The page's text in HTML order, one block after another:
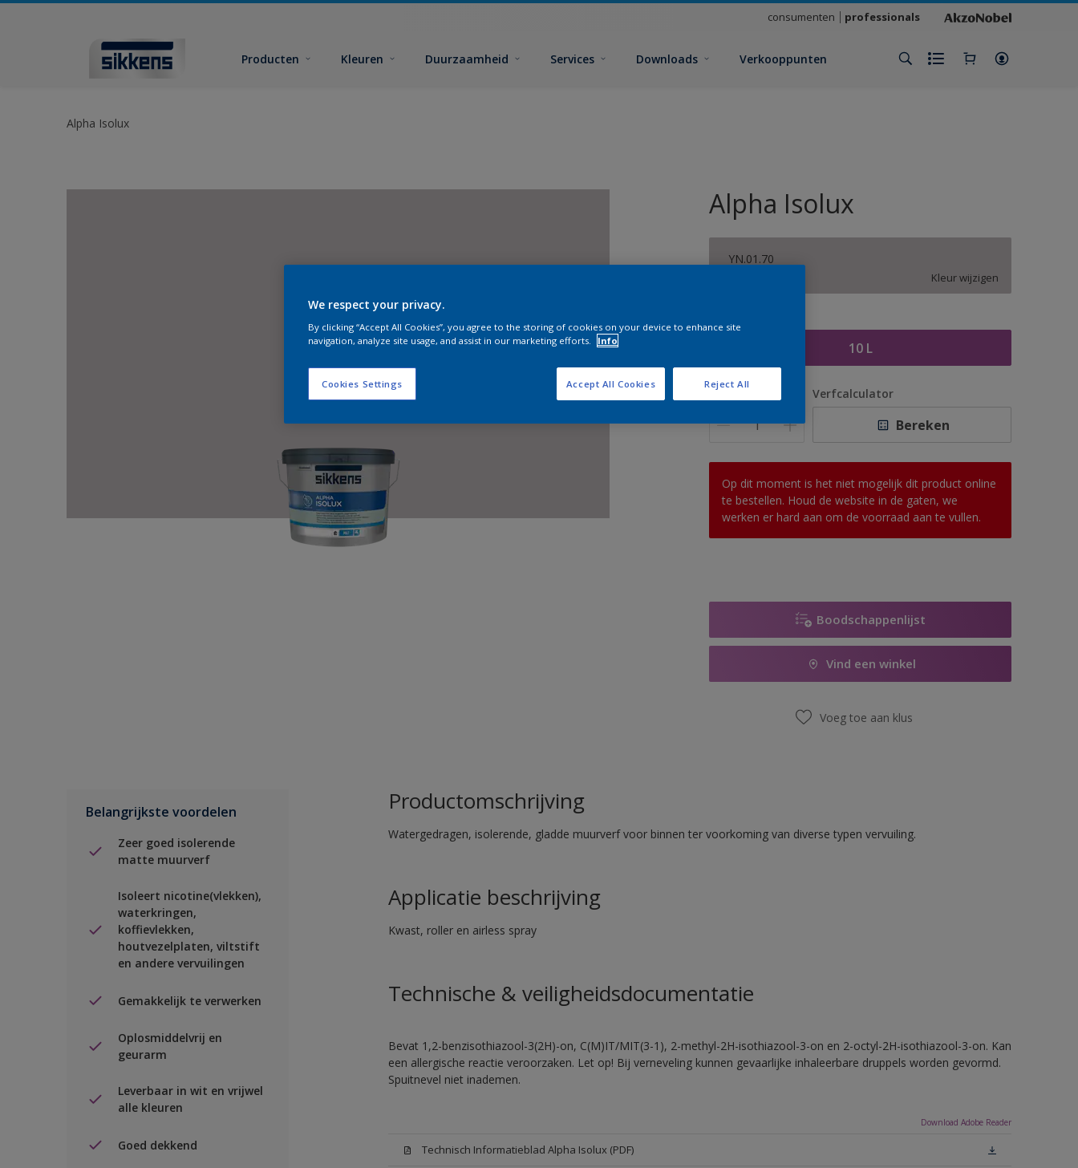
consumenten professionals
Producten Kleuren Duurzaamheid Services Downloads Verkooppunten
Alpha Isolux
Alpha Isolux
YN.01.70
Kleur wijzigen
Grootte
10 L
Aantal Verfcalculator
Bereken
Op dit moment is het niet mogelijk dit product online
te bestellen. Houd de website in de gaten, we
werken er hard aan om de voorraad aan te vullen.
Boodschappenlijst
Vind een winkel
Voeg toe aan klus
Belangrijkste voordelen
Zeer goed isolerende
matte muurverf
Isoleert nicotine(vlekken),
waterkringen,
koffievlekken,
houtvezelplaten, viltstift
en andere vervuilingen
Gemakkelijk te verwerken
Oplosmiddelvrij en
geurarm
Leverbaar in wit en vrijwel
alle kleuren
Goed dekkend
Productomschrijving
Watergedragen, isolerende, gladde muurverf voor binnen ter voorkoming van diverse typen vervuiling.
Applicatie beschrijving
Kwast, roller en airless spray
Technische & veiligheidsdocumentatie
Bevat 1,2-benzisothiazool-3(2H)-on, C(M)IT/MIT(3-1), 2-methyl-2H-isothiazool-3-on en 2-octyl-2H-isothiazool-3-on. Kan
een allergische reactie veroorzaken. Let op! Bij verneveling kunnen gevaarlijke inhaleerbare druppels worden gevormd.
Spuitnevel niet inademen.
Download Adobe Reader
Technisch Informatieblad Alpha Isolux (PDF)
We respect your privacy.
By clicking “Accept All Cookies”, you agree to the storing of cookies on your device to enhance site
navigation, analyze site usage, and assist in our marketing efforts.
Info
Cookies Settings Reject All
Accept All Cookies